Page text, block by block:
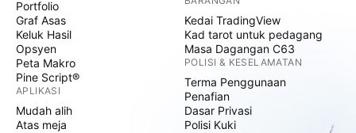
Portfolio
Graf Asas
Keluk Hasil
Opsyen
Peta Makro
Pine Script®
APLIKASI
Mudah alih
Atas meja
Kedai TradingView
Kad tarot untuk pedagang
Masa Dagangan C63
POLISI & KESELAMATAN
Terma Penggunaan
Penafian
Dasar Privasi
Polisi Kuki